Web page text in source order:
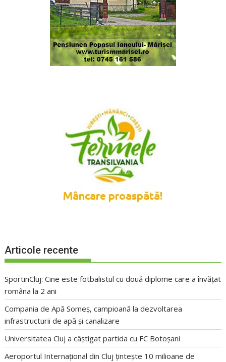
Articole recente
SportinCluj: Cine este fotbalistul cu două diplome care a învățat
româna la 2 ani
Compania de Apă Someș, campioană la dezvoltarea
infrastructurii de apă și canalizare
Universitatea Cluj a câștigat partida cu FC Botoșani
Aeroportul Internațional din Cluj țintește 10 milioane de